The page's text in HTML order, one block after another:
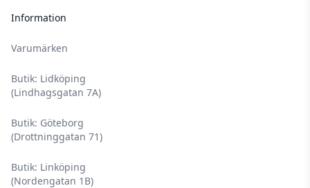
Information
Varumärken
Butik: Lidköping
(Lindhagsgatan 7A)
Butik: Göteborg
(Drottninggatan 71)
Butik: Linköping
(Nordengatan 1B)